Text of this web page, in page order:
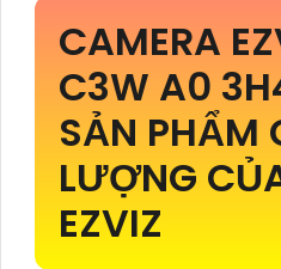
CAMERA
C3W A0
SẢN PHẨM
LƯỢNG
EZVIZ